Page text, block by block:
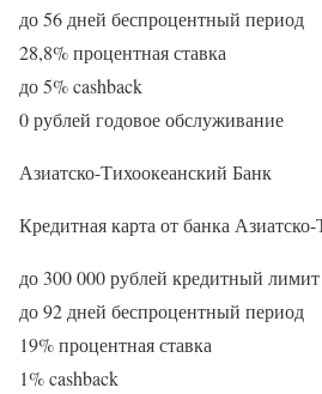
до 56 дней беспроцентный период
28,8% процентная ставка
до 5% cashback
0 рублей годовое обслуживание
Азиатско-Тихоокеанский Банк
Кредитная карта от банка
до 300 000 рублей кредитный лимит
до 92 дней беспроцентный период
19% процентная ставка
1% cashback